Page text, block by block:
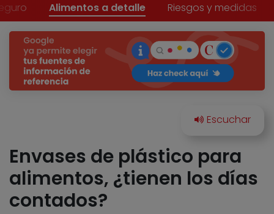
Alimentos a detalle Riesgos y medidas
Envases de plástico para
alimentos, ¿tienen los días
contados?